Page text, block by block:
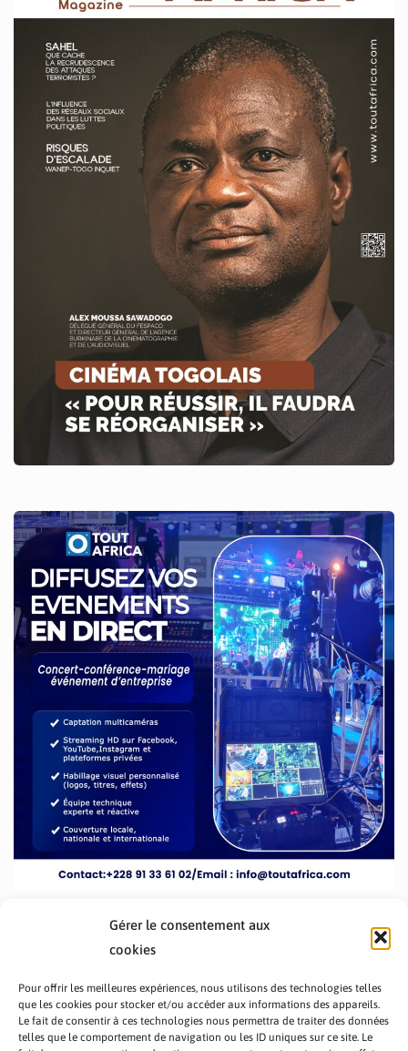
Gérer le consentement aux
cookies
Pour offrir les meilleures expériences, nous utilisons des technologies telles
que les cookies pour stocker et/ou accéder aux informations des appareils.
Le fait de consentir à ces technologies nous permettra de traiter des données
telles que le comportement de navigation ou les ID uniques sur ce site. Le